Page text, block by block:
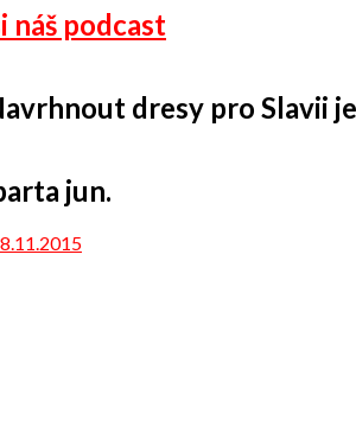
náš podcast
dresy pro Slavii
jun.
8.11.2015